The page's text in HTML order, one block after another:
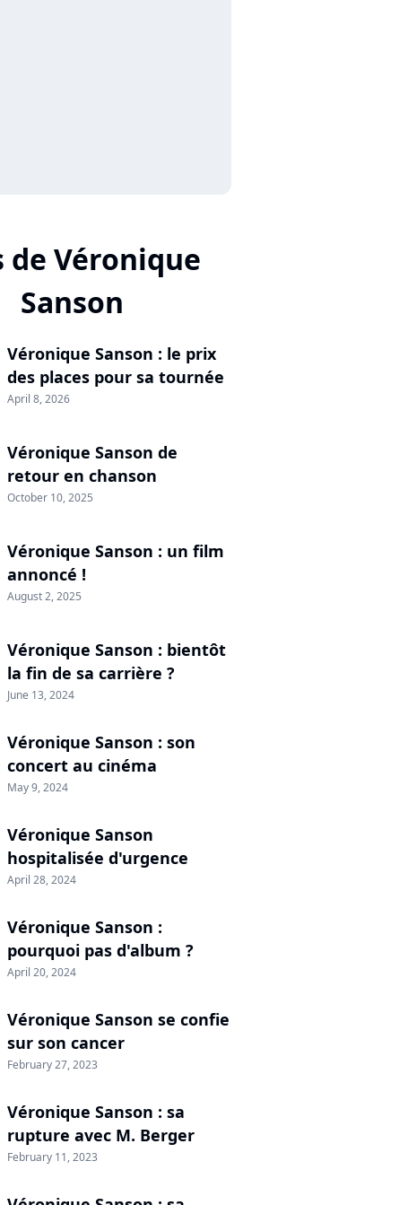
de Véronique
Sanson
Véronique Sanson : le prix
des places pour sa tournée
April 8, 2026
Véronique Sanson de
retour en chanson
October 10, 2025
Véronique Sanson : un film
annoncé !
August 2, 2025
Véronique Sanson : bientôt
la fin de sa carrière ?
June 13, 2024
Véronique Sanson : son
concert au cinéma
May 9, 2024
Véronique Sanson
hospitalisée d'urgence
April 28, 2024
Véronique Sanson :
pourquoi pas d'album ?
April 20, 2024
Véronique Sanson se confie
sur son cancer
February 27, 2023
Véronique Sanson : sa
rupture avec M. Berger
February 11, 2023